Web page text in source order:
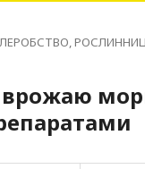
врожаю